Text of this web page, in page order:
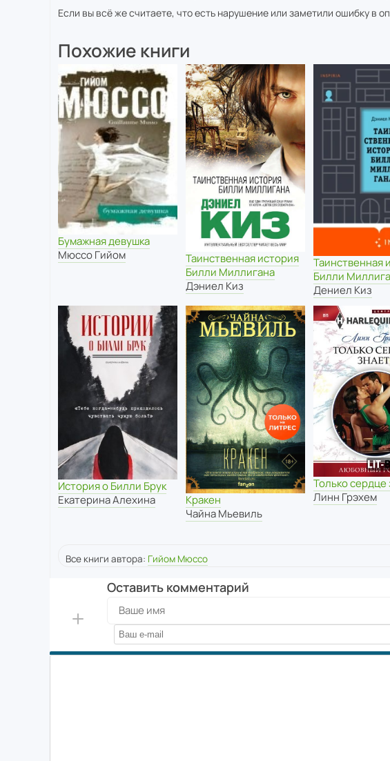
Если вы всё же считаете, что есть нарушение или заметили ошибку в
Похожие книги
Бумажная девушка
Мюссо Гийом
Таинственная история
Билли Миллигана
Дэниел Киз
Таинственная
Билли
Дениел Киз
История о Билли Брук
Екатерина Алехина
Кракен
Чайна Мьевиль
Только сердце
Линн Грэхем
Все книги автора: Гийом Мюссо
Оставить комментарий